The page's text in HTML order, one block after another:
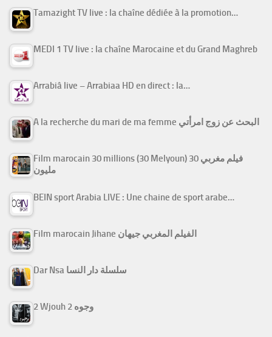
Tamazight TV live : la chaîne dédiée à la promotion…
MEDI 1 TV live : la chaîne Marocaine et du Grand Maghreb
Arrabiâ live – Arrabiaa HD en direct : la…
A la recherche du mari de ma femme البحث عن زوج امرأتي
Film marocain 30 millions (30 Melyoun) فيلم مغربي 30
مليون
BEIN sport Arabia LIVE : Une chaine de sport arabe…
Film marocain Jihane الفيلم المغربي جيهان
Dar Nsa سلسلة دار النسا
2 Wjouh 2 وجوه